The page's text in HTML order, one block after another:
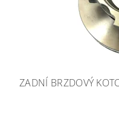
ZADNÍ BRZDOVÝ